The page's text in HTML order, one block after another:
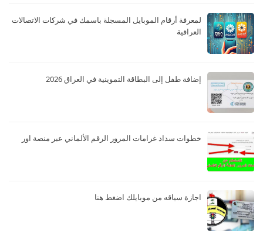
لمعرفة أرقام الموبايل المسجلة باسمك في شركات الاتصالات
العراقية
إضافة طفل إلى البطاقة التموينية في العراق 2026
خطوات سداد غرامات المرور الرقم الألماني عبر منصة اور
اجازة سياقه من موبايلك اضغط هنا